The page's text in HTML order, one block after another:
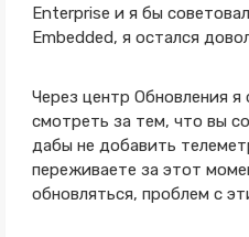
Enterprise и я бы
Embedded, я остался
Через центр Обновления
смотреть за тем, что вы
дабы не добавить
переживаете за этот
обновляться, проблем с